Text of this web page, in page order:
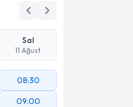
Sal
11 Ağust
08:30
09:00